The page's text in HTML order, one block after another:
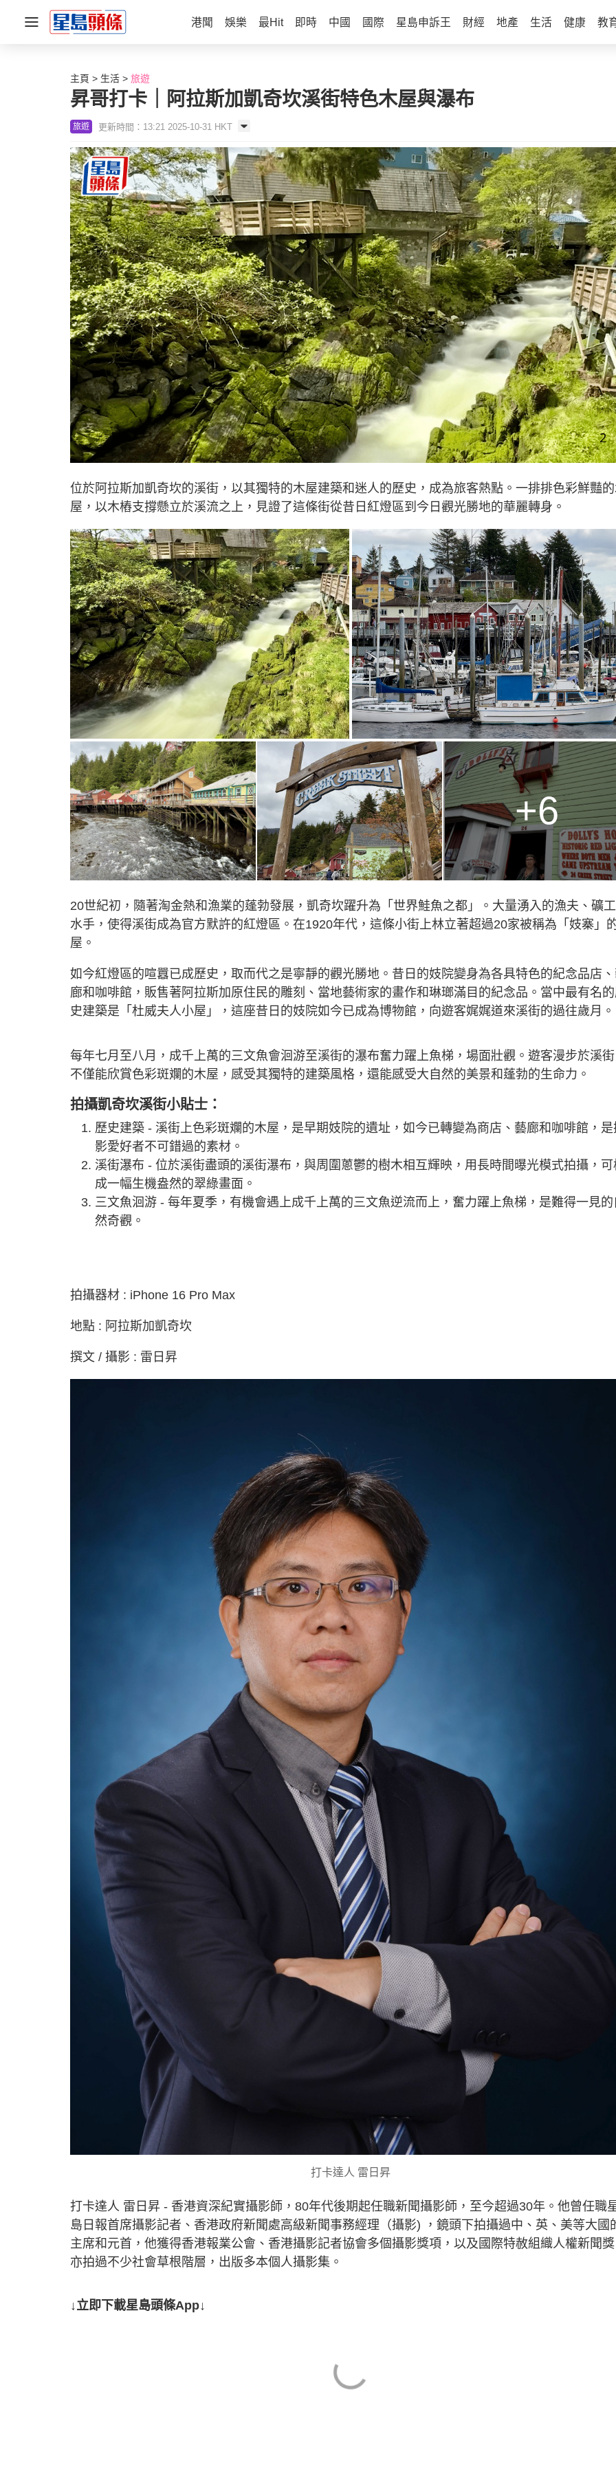
港聞 娛樂 最Hit 即時 中國 國際 星島申訴王 財經 地產 生活 健康 教
主頁 生活 旅遊
昇哥打卡｜阿拉斯加凱奇坎溪街特色木屋與瀑布
旅遊 更新時間：13:21 2025-10-31 HKT
位於阿拉斯加凱奇坎的溪街，以其獨特的木屋建築和迷人的歷史，成為旅客熱點。一排排色彩鮮豔
屋，以木樁支撐懸立於溪流之上，見證了這條街從昔日紅燈區到今日觀光勝地的華麗轉身。
+6
20世紀初，隨著淘金熱和漁業的蓬勃發展，凱奇坎躍升為「世界鮭魚之都」。大量湧入的漁夫、礦
水手，使得溪街成為官方默許的紅燈區。在1920年代，這條小街上林立著超過20家被稱為「妓寨」
屋。
如今紅燈區的喧囂已成歷史，取而代之是寧靜的觀光勝地。昔日的妓院變身為各具特色的紀念品店
廊和咖啡館，販售著阿拉斯加原住民的雕刻、當地藝術家的畫作和琳瑯滿目的紀念品。當中最有名
史建築是「杜威夫人小屋」，這座昔日的妓院如今已成為博物館，向遊客娓娓道來溪街的過往歲月。
每年七月至八月，成千上萬的三文魚會洄游至溪街的瀑布奮力躍上魚梯，場面壯觀。遊客漫步於溪街
不僅能欣賞色彩斑斕的木屋，感受其獨特的建築風格，還能感受大自然的美景和蓬勃的生命力。
拍攝凱奇坎溪街小貼士：
歷史建築 - 溪街上色彩斑斕的木屋，是早期妓院的遺址，如今已轉變為商店、藝廊和咖啡館，是
影愛好者不可錯過的素材。
溪街瀑布 - 位於溪街盡頭的溪街瀑布，與周圍蔥鬱的樹木相互輝映，用長時間曝光模式拍攝，可
成一幅生機盎然的翠綠畫面。
三文魚洄游 - 每年夏季，有機會遇上成千上萬的三文魚逆流而上，奮力躍上魚梯，是難得一見的
然奇觀。
拍攝器材 : iPhone 16 Pro Max
地點 : 阿拉斯加凱奇坎
撰文 / 攝影 : 雷日昇
打卡達人 雷日昇
打卡達人 雷日昇 - 香港資深紀實攝影師，80年代後期起任職新聞攝影師，至今超過30年。他曾任職
島日報首席攝影記者、香港政府新聞處高級新聞事務經理（攝影) ，鏡頭下拍攝過中、英、美等大國
主席和元首，他獲得香港報業公會、香港攝影記者協會多個攝影獎項，以及國際特赦組織人權新聞獎
亦拍過不少社會草根階層，出版多本個人攝影集。
↓立即下載星島頭條App↓